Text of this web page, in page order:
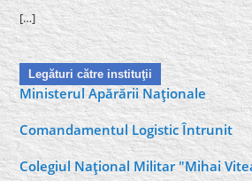
[…]
Legături către instituţii
Ministerul Apărării Naţionale
Comandamentul Logistic Întrunit
Colegiul Naţional Militar "Mihai